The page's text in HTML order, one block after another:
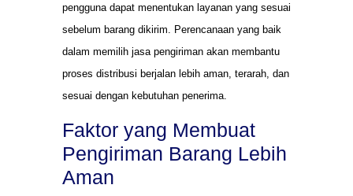
pengguna dapat menentukan layanan yang sesuai
sebelum barang dikirim. Perencanaan yang baik
dalam memilih jasa pengiriman akan membantu
proses distribusi berjalan lebih aman, terarah, dan
sesuai dengan kebutuhan penerima.
Faktor yang Membuat
Pengiriman Barang Lebih
Aman